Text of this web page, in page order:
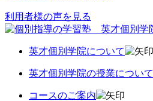
利用者様の声を見る
英才個別学院について
英才個別学院の授業について
コースのご案内